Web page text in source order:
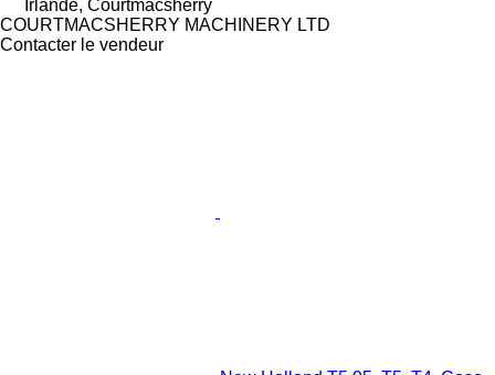
Irlande, Courtmacsherry
COURTMACSHERRY MACHINERY LTD
Contacter le vendeur